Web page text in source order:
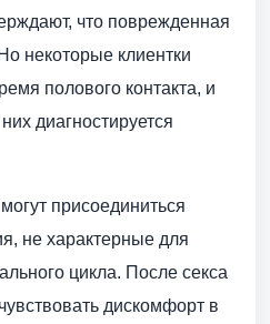
что поврежденная
некоторые клиентки
полового контакта, и
диагностируется
присоединиться
не характерные для
цикла. После секса
дискомфорт в